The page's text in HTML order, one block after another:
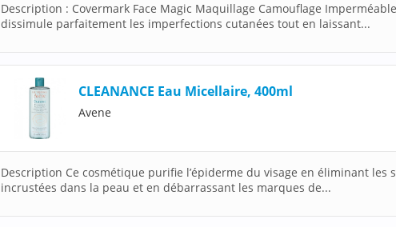
Description : Covermark Face Magic Maquillage Camouflage
dissimule parfaitement les imperfections cutanées tout en laissant...
CLEANANCE Eau Micellaire, 400ml
Avene
Description Ce cosmétique purifie l’épiderme du visage en éliminant les
incrustées dans la peau et en débarrassant les marques de...